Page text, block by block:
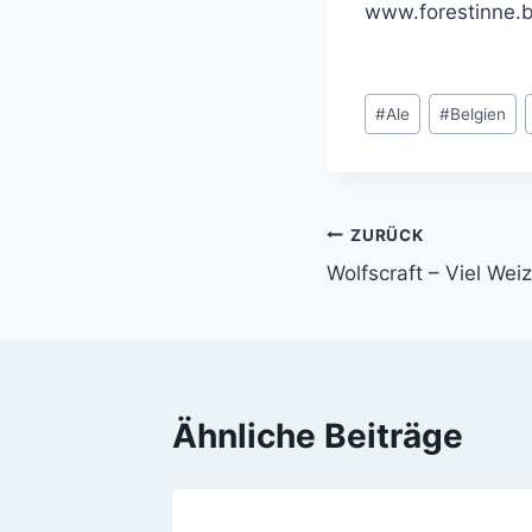
Schlagworte:
#Ale #Belgien
ZURÜCK
Wolfscraft – Viel
Ähnliche Beiträge